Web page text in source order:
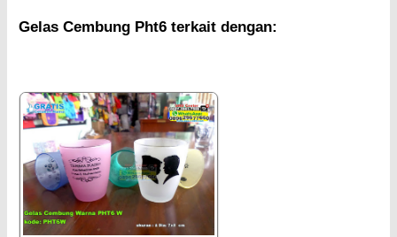
Gelas Cembung Pht6 terkait dengan: